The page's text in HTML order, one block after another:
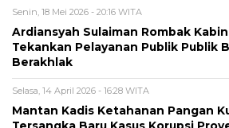
Senin, 18 Mei 2026 - 20:16 WITA
Ardiansyah Sulaiman Rombak
Tekankan Pelayanan Publik Publik
Berakhlak
Selasa, 14 April 2026 - 16:28 WITA
Mantan Kadis Ketahanan Pangan